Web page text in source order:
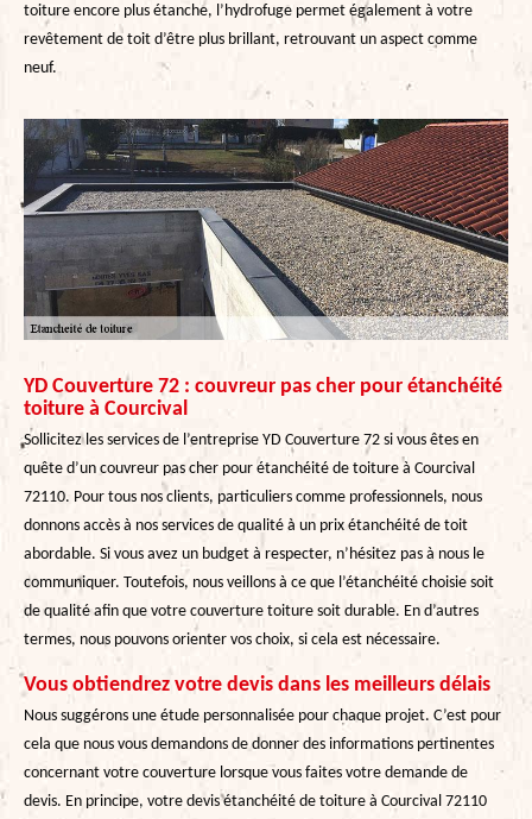
toiture encore plus étanche, l’hydrofuge permet également à votre
revêtement de toit d’être plus brillant, retrouvant un aspect comme
neuf.
YD Couverture 72 : couvreur pas cher pour étanchéité
toiture à Courcival
Sollicitez les services de l’entreprise YD Couverture 72 si vous êtes en
quête d’un couvreur pas cher pour étanchéité de toiture à Courcival
72110. Pour tous nos clients, particuliers comme professionnels, nous
donnons accès à nos services de qualité à un prix étanchéité de toit
abordable. Si vous avez un budget à respecter, n’hésitez pas à nous le
communiquer. Toutefois, nous veillons à ce que l’étanchéité choisie soit
de qualité afin que votre couverture toiture soit durable. En d’autres
termes, nous pouvons orienter vos choix, si cela est nécessaire.
Vous obtiendrez votre devis dans les meilleurs délais
Nous suggérons une étude personnalisée pour chaque projet. C’est pour
cela que nous vous demandons de donner des informations pertinentes
concernant votre couverture lorsque vous faites votre demande de
devis. En principe, votre devis étanchéité de toiture à Courcival 72110